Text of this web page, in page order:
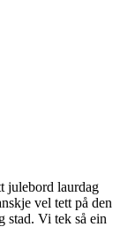
julebord laurdag
vel tett på den
stad. Vi tek så ein